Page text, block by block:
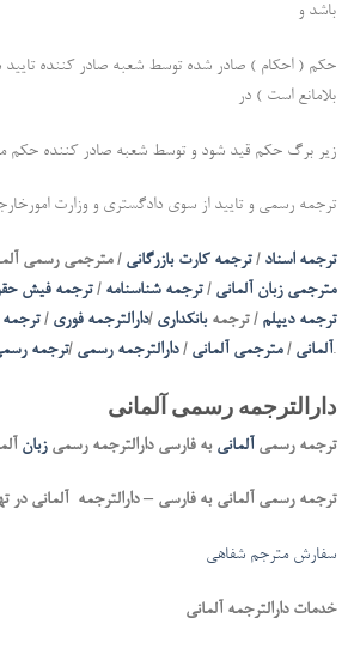
باشد و
حکم ( احکام ) صادر شده توسط شعبه صادر کننده
بلامانع است ) در
زیر برگ حکم قید شود و توسط شعبه صادر کننده حکم
ترجمه رسمی و تایید از سوی دادگستری و وزارت
ترجمه اسناد /ترجمه کارت بازرگانی / مترجمی رسمی
مترجمی زبان آلمانی /ترجمه شناسنامه /ترجمه فیش
ترجمه دیپلم/ ترجمهبانکداری /دارالترجمه فوری /ترجمه
آلمانی /مترجمی آلمانی /دارالترجمه رسمی /ترجمه .
دارالترجمه رسمی آلمانی
ترجمه رسمی آلمانی به فارسی دارالترجمه رسمیزبان
ترجمه رسمی آلمانی به فارسی – دارالترجمه آلمانی در
سفارش مترجم شفاهی
خدمات دارالترجمه آلمانی